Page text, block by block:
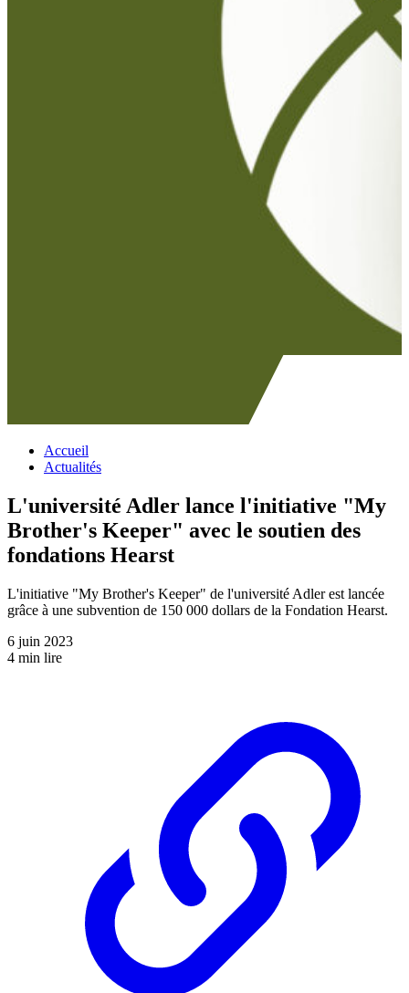
Accueil
Actualités
L'université Adler lance l'initiative "My
Brother's Keeper" avec le soutien des
fondations Hearst
L'initiative "My Brother's Keeper" de l'université Adler est lancée
grâce à une subvention de 150 000 dollars de la Fondation Hearst.
6 juin 2023
4 min lire